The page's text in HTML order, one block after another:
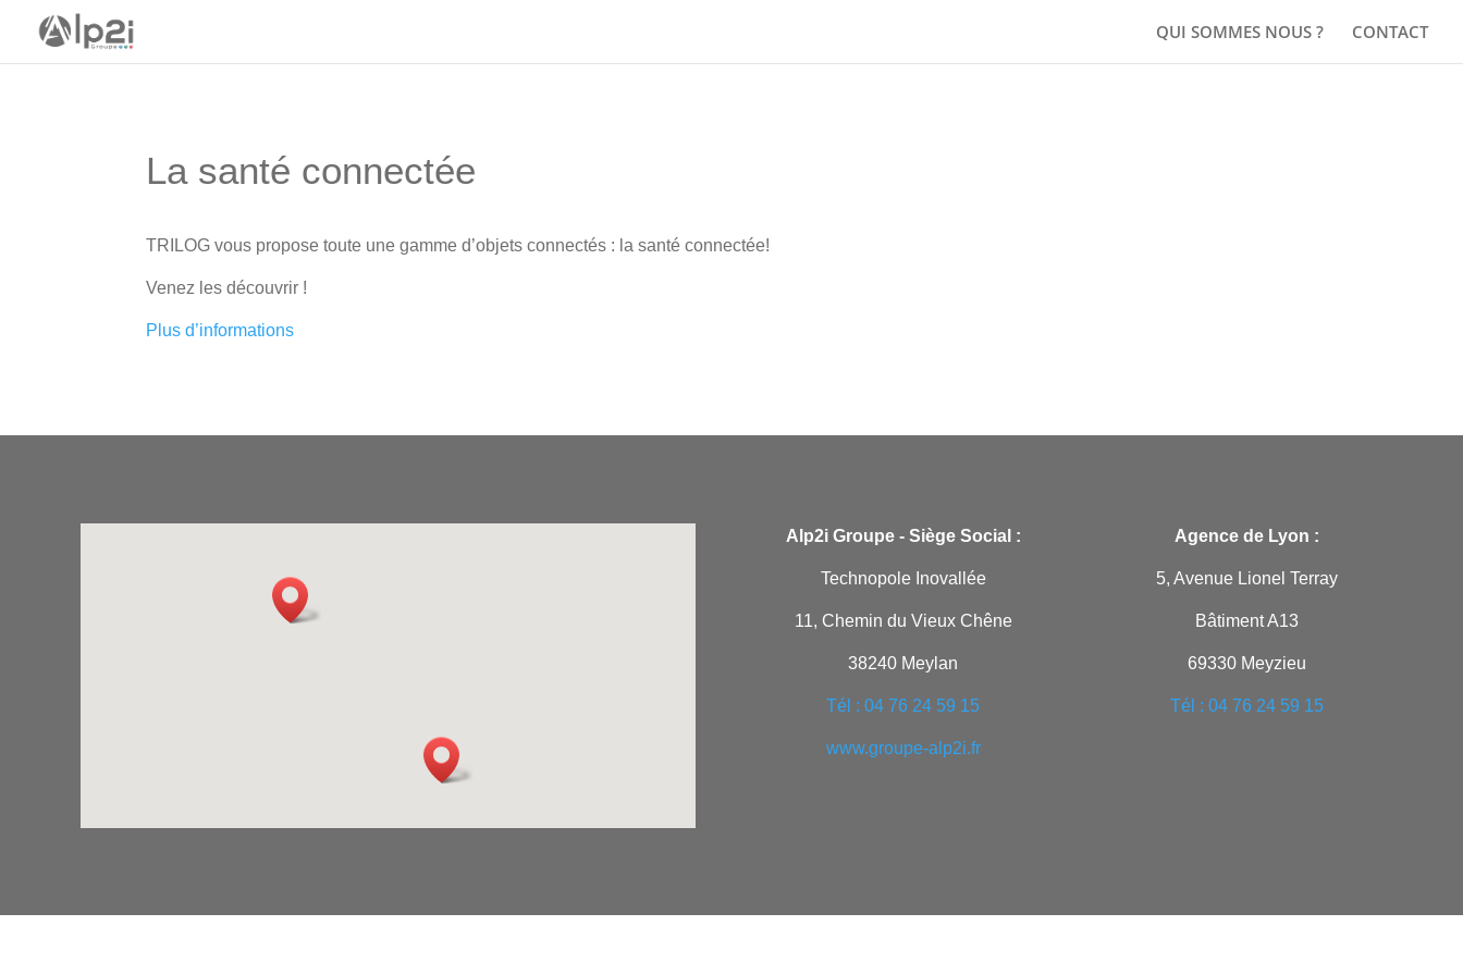
QUI SOMMES NOUS ? CONTACT
La santé connectée
TRILOG vous propose toute une gamme d’objets connectés : la santé connectée!
Venez les découvrir !
Plus d’informations
Alp2i Groupe - Siège Social :
Technopole Inovallée
11, Chemin du Vieux Chêne
38240 Meylan
Tél : 04 76 24 59 15
www.groupe-alp2i.fr
Agence de Lyon :
5, Avenue Lionel Terray
Bâtiment A13
69330 Meyzieu
Tél : 04 76 24 59 15